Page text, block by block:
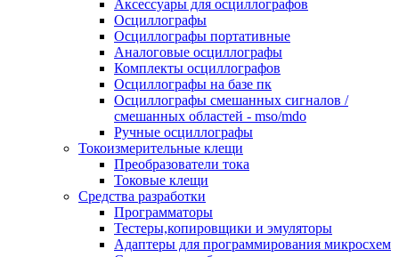
Аксессуары для осциллографов
Осциллографы
Осциллографы портативные
Аналоговые осциллографы
Комплекты осциллографов
Осциллографы на базе пк
Осциллографы смешанных сигналов /
смешанных областей - mso/mdo
Ручные осциллографы
Токоизмерительные клещи
Преобразователи тока
Токовые клещи
Средства разработки
Программаторы
Тестеры,копировщики и эмуляторы
Адаптеры для программирования микросхем